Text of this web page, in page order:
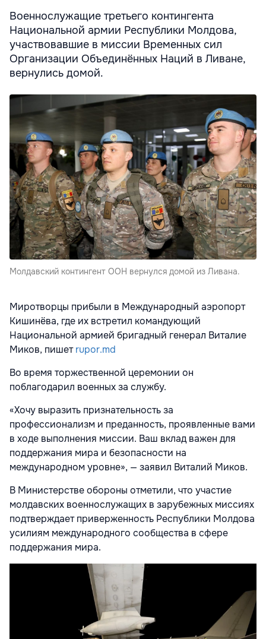
Военнослужащие третьего контингента
Национальной армии Республики Молдова,
участвовавшие в миссии Временных сил
Организации Объединённых Наций в Ливане,
вернулись домой.
Молдавский контингент ООН вернулся домой из Ливана.
Миротворцы прибыли в Международный аэропорт
Кишинёва, где их встретил командующий
Национальной армией бригадный генерал Виталие
Миков, пишетrupor.md
Во время торжественной церемонии он
поблагодарил военных за службу.
«Хочу выразить признательность за
профессионализм и преданность, проявленные вами
в ходе выполнения миссии. Ваш вклад важен для
поддержания мира и безопасности на
международном уровне», — заявил Виталий Миков.
В Министерстве обороны отметили, что участие
молдавских военнослужащих в зарубежных миссиях
подтверждает приверженность Республики Молдова
усилиям международного сообщества в сфере
поддержания мира.